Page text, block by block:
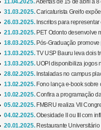
11.04.2025.Abertas de 15 de abril a
31.03.2025.Caricaturista Greifo
26.03.2025. Inscritos para
21.03.2025. PET Odonto desenvolve
18.03.2025. Pós-Graduação
13.03.2025.TV USP Bauru leva dois
13.03.2025. UOPI disponibiliza jogos
28.02.2025. Instaladas no campus
13.02.2025. Fono lança e-book sobre
10.02.2025.Confira a programação
05.02.2025. FMBRU realiza VII
04.02.2025.Obesidade II ou III com
20.01.2025. Restaurante